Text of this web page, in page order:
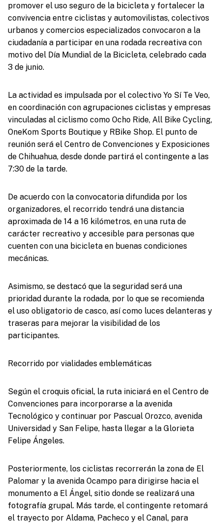
promover el uso seguro de la bicicleta y fortalecer la
convivencia entre ciclistas y automovilistas, colectivos
urbanos y comercios especializados convocaron a la
ciudadanía a participar en una rodada recreativa con
motivo del Día Mundial de la Bicicleta, celebrado cada
3 de junio.
La actividad es impulsada por el colectivo Yo Sí Te Veo,
en coordinación con agrupaciones ciclistas y empresas
vinculadas al ciclismo como Ocho Ride, All Bike Cycling,
OneKom Sports Boutique y RBike Shop. El punto de
reunión será el Centro de Convenciones y Exposiciones
de Chihuahua, desde donde partirá el contingente a las
7:30 de la tarde.
De acuerdo con la convocatoria difundida por los
organizadores, el recorrido tendrá una distancia
aproximada de 14 a 16 kilómetros, en una ruta de
carácter recreativo y accesible para personas que
cuenten con una bicicleta en buenas condiciones
mecánicas.
Asimismo, se destacó que la seguridad será una
prioridad durante la rodada, por lo que se recomienda
el uso obligatorio de casco, así como luces delanteras y
traseras para mejorar la visibilidad de los
participantes.
Recorrido por vialidades emblemáticas
Según el croquis oficial, la ruta iniciará en el Centro de
Convenciones para incorporarse a la avenida
Tecnológico y continuar por Pascual Orozco, avenida
Universidad y San Felipe, hasta llegar a la Glorieta
Felipe Ángeles.
Posteriormente, los ciclistas recorrerán la zona de El
Palomar y la avenida Ocampo para dirigirse hacia el
monumento a El Ángel, sitio donde se realizará una
fotografía grupal. Más tarde, el contingente retomará
el trayecto por Aldama, Pacheco y el Canal, para